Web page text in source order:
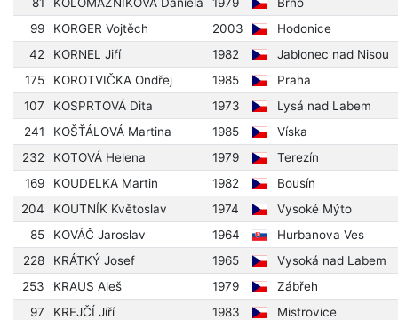
99
KORGER Vojtěch 2003
Hodonice
42
KORNEL Jiří 1982
Jablonec nad Nisou
175
KOROTVIČKA Ondřej 1985
Praha
107
KOSPRTOVÁ Dita 1973
Lysá nad Labem
241
KOŠŤÁLOVÁ Martina 1985
Víska
232
KOTOVÁ Helena 1979
Terezín
169
KOUDELKA Martin 1982
Bousín
204
KOUTNÍK Květoslav 1974
Vysoké Mýto
85
KOVÁČ Jaroslav 1964
Hurbanova Ves
228
KRÁTKÝ Josef 1965
Vysoká nad Labem
253
KRAUS Aleš 1979
Zábřeh
97
KREJČÍ Jiří 1983
Mistrovice